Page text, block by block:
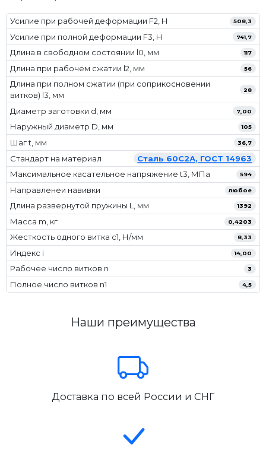
Усилие при рабочей деформации F2, Н 508,3
Усилие при полной деформации F3, Н 741,7
Длина в свободном состоянии l0, мм 117
Длина при рабочем сжатии l2, мм 56
Длина при полном сжатии (при соприкосновении
витков) l3, мм
28
Диаметр заготовки d, мм 7,00
Наружный диаметр D, мм 105
Шаг t, мм 36,7
Стандарт на материал
Сталь 60С2А, ГОСТ 14963
Максимальное касательное напряжение t3, МПа
594
Направленеи навивки любое
Длина развернутой пружины L, мм 1392
Масса m, кг 0,4203
Жесткость одного витка c1, Н/мм 8,33
Индекс i 14,00
Рабочее число витков n 3
Полное число витков n1 4,5
Наши преимущества
Доставка по всей России и СНГ